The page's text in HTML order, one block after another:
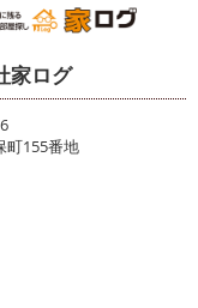
家ログ
町155番地